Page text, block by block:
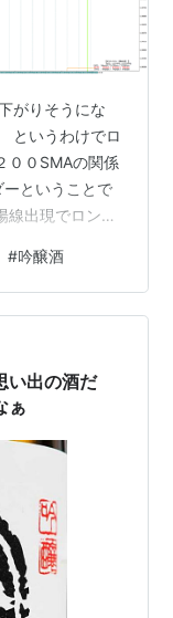
がりそうにな
というわけでロ
００SMAの関係
ということで
線出現でロン
そうと思っ
った。 図では
勝手にTPが移
た。 別のタブ
グ決済をやっ
#吟醸酒
い出の酒だ
ぁ